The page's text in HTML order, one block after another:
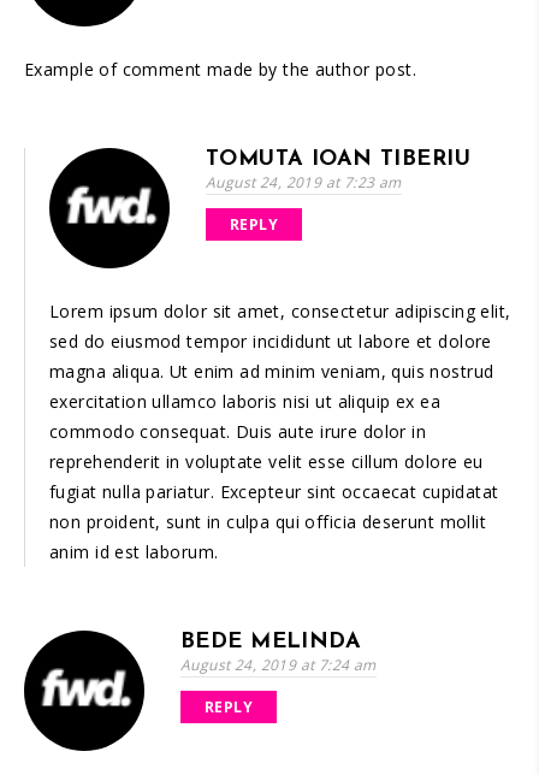
Example of comment made by the author post.
TOMUTA IOAN TIBERIU
August 24, 2019 at 7:23 am
REPLY
Lorem ipsum dolor sit amet, consectetur adipiscing elit,
sed do eiusmod tempor incididunt ut labore et dolore
magna aliqua. Ut enim ad minim veniam, quis nostrud
exercitation ullamco laboris nisi ut aliquip ex ea
commodo consequat. Duis aute irure dolor in
reprehenderit in voluptate velit esse cillum dolore eu
fugiat nulla pariatur. Excepteur sint occaecat cupidatat
non proident, sunt in culpa qui officia deserunt mollit
anim id est laborum.
BEDE MELINDA
August 24, 2019 at 7:24 am
REPLY